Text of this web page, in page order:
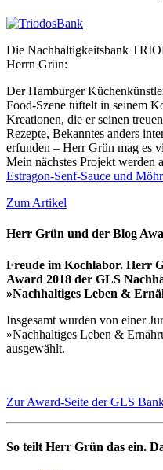
Die Nachhaltigkeitsbank
Herrn Grün:
Der Hamburger
Food-Szene tüftelt in seinem
Kreationen, die er seinen
Rezepte, Bekanntes anders
erfunden – Herr Grün mag es
Mein nächstes Projekt werden
Estragon-Senf-Sauce und
Zum Artikel
Herr Grün und der Blog
Freude im Kochlabor. Herr
Award 2018 der GLS
»Nachhaltiges Leben &
Insgesamt wurden von einer
»Nachhaltiges Leben &
ausgewählt.
Zur Award-Seite der GLS
So teilt Herr Grün das ein.